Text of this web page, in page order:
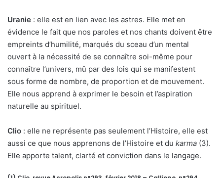
Uranie : elle est en lien avec les astres. Elle met en
évidence le fait que nos paroles et nos chants doivent être
empreints d’humilité, marqués du sceau d’un mental
ouvert à la nécessité de se connaître soi-même pour
connaître l’univers, mû par des lois qui se manifestent
sous forme de nombre, de proportion et de mouvement.
Elle nous apprend à exprimer le besoin et l’aspiration
naturelle au spirituel.
Clio : elle ne représente pas seulement l’Histoire, elle est
aussi ce que nous apprenons de l’Histoire et du karma (3).
Elle apporte talent, clarté et conviction dans le langage.